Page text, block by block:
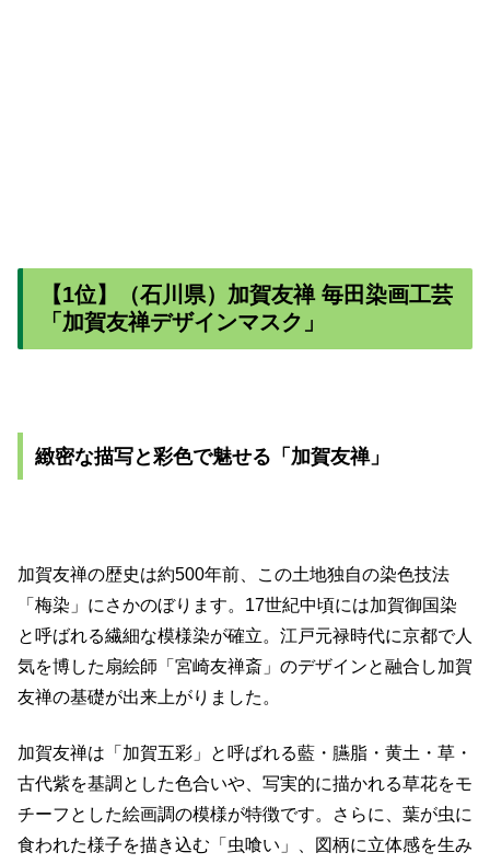
【1位】（石川県）加賀友禅 毎田染画工芸
「加賀友禅デザインマスク」
緻密な描写と彩色で魅せる「加賀友禅」
加賀友禅の歴史は約500年前、この土地独自の染色技法
「梅染」にさかのぼります。17世紀中頃には加賀御国染
と呼ばれる繊細な模様染が確立。江戸元禄時代に京都で人
気を博した扇絵師「宮崎友禅斎」のデザインと融合し加賀
友禅の基礎が出来上がりました。
加賀友禅は「加賀五彩」と呼ばれる藍・臙脂・黄土・草・
古代紫を基調とした色合いや、写実的に描かれる草花をモ
チーフとした絵画調の模様が特徴です。さらに、葉が虫に
食われた様子を描き込む「虫喰い」、図柄に立体感を生み